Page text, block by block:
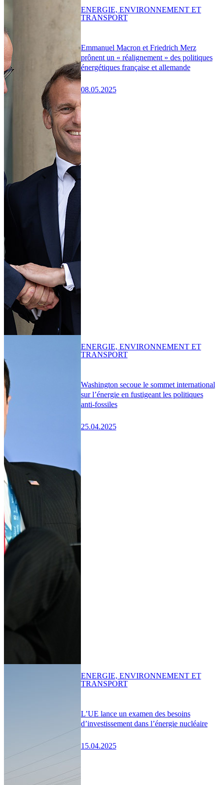
Emmanuel Macron et Friedrich Merz
prônent un « réalignement » des politiques
énergétiques française et allemande
08.05.2025
ENERGIE, ENVIRONNEMENT ET
TRANSPORT
Washington secoue le sommet international
sur l’énergie en fustigeant les politiques
anti-fossiles
25.04.2025
ENERGIE, ENVIRONNEMENT ET
TRANSPORT
L’UE lance un examen des besoins
d’investissement dans l’énergie nucléaire
15.04.2025
ENERGIE, ENVIRONNEMENT ET
TRANSPORT